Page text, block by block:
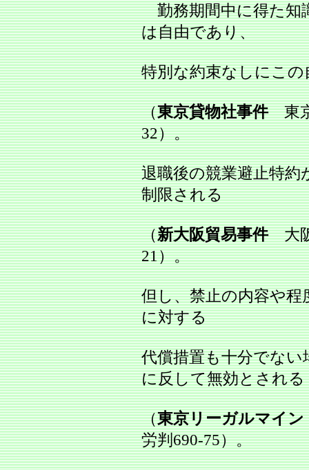
勤務期間中に得た知
は自由であり、
特別な約束なしにこ
（東京貸物社事件東京
32）。
退職後の競業避止特約
制限される
（新大阪貿易事件大阪
21）。
但し、禁止の内容や程
に対する
代償措置も十分でない
に反して無効とされる
（東京リーガルマイン
労判690‐75）。